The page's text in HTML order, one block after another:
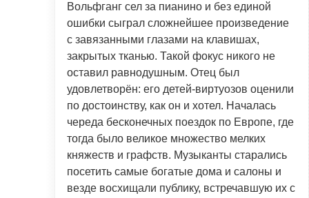
Вольфганг сел за пианино и без единой
ошибки сыграл сложнейшее произведение
с завязанными глазами на клавишах,
закрытых тканью. Такой фокус никого не
оставил равнодушным. Отец был
удовлетворён: его детей-виртуозов оценили
по достоинству, как он и хотел. Началась
череда бесконечных поездок по Европе, где
тогда было великое множество мелких
княжеств и графств. Музыканты старались
посетить самые богатые дома и салоны и
везде восхищали публику, встречавшую их с